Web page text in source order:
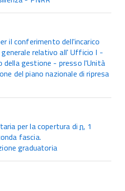
il conferimento dell'incarico
relativo all' Ufficio I -
gestione - presso l'Unità
del piano nazionale di ripresa
per la copertura din. 1
fascia.
graduatoria